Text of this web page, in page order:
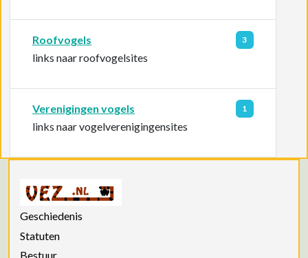
Roofvogels 3
links naar roofvogelsites
Verenigingen vogels 1
links naar vogelverenigingensites
Geschiedenis
Statuten
Bestuur